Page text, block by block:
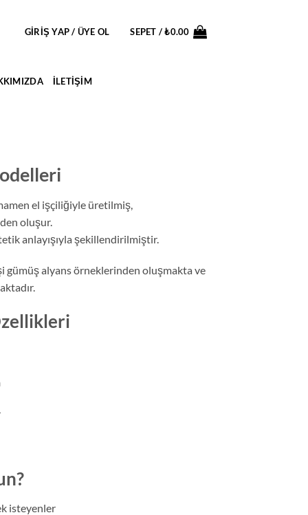
GIRIŞ YAP / ÜYE OL SEPET /₺0.00
İLETIŞIM
el işçiliğiyle üretilmiş,
oluşur.
anlayışıyla şekillendirilmiştir.
gümüş alyans örneklerinden oluşmakta ve
isteyenler